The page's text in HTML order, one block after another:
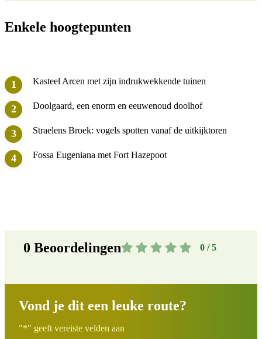
Enkele hoogtepunten
Kasteel Arcen met zijn indrukwekkende tuinen
Doolgaard, een enorm en eeuwenoud doolhof
Straelens Broek: vogels spotten vanaf de uitkijktoren
Fossa Eugeniana met Fort Hazepoot
0 Beoordelingen 0 / 5
Vond je dit een leuke route?
"*" geeft vereiste velden aan